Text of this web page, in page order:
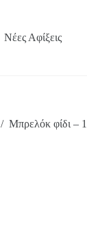
Νέες Αφίξεις
/ Mπρελόκ φίδι –